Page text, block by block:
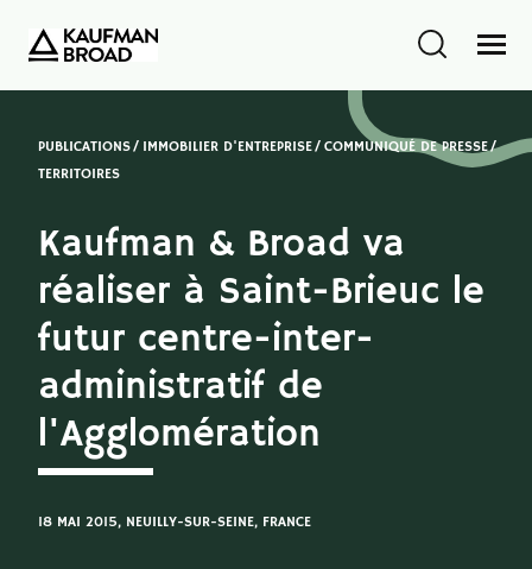
PUBLICATIONS IMMOBILIER D'ENTREPRISE
COMMUNIQUÉ DE PRESSE
TERRITOIRES
Kaufman & Broad va
réaliser à Saint-Brieuc le
futur centre-inter-
administratif de
l'Agglomération
18 MAI 2015, NEUILLY-SUR-SEINE, FRANCE